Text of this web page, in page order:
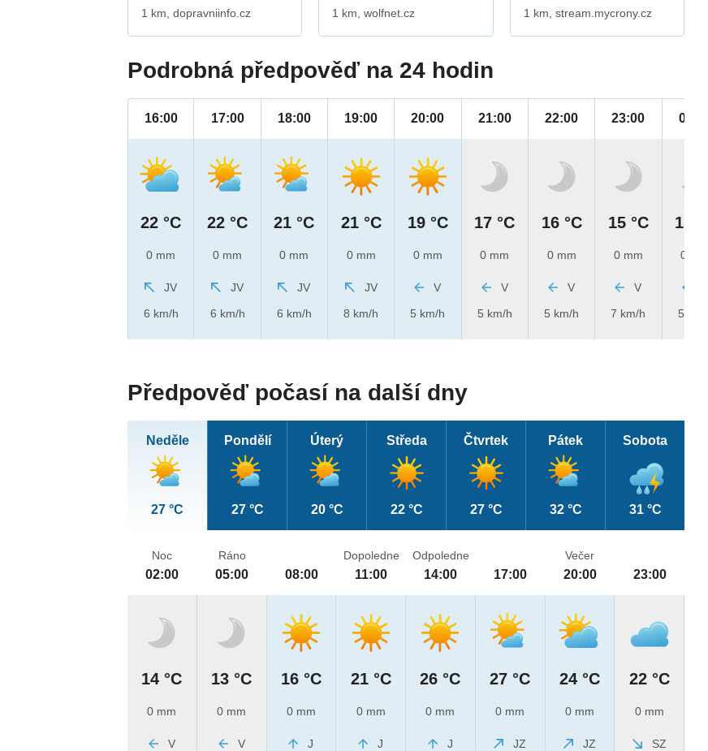
1 km, dopravniinfo.cz
1 km, wolfnet.cz
1 km, stream.mycrony.cz
Podrobná předpověď na 24 hodin
16:00
22 °C
0 mm
JV
6 km/h
17:00
22 °C
0 mm
JV
6 km/h
18:00
21 °C
0 mm
JV
6 km/h
19:00
21 °C
0 mm
JV
8 km/h
20:00
19 °C
0 mm
V
5 km/h
21:00
17 °C
0 mm
V
5 km/h
22:00
16 °C
0 mm
V
5 km/h
23:00
15 °C
0 mm
V
7 km/h
00:00
15 °C
0 mm
5 km/h
Předpověď počasí na další dny
Neděle
27 °C
Pondělí
27 °C
Úterý
20 °C
Středa
22 °C
Čtvrtek
27 °C
Pátek
32 °C
Sobota
31 °C
Noc
02:00
14 °C
0 mm
V
Ráno
05:00
13 °C
0 mm
V
08:00
16 °C
0 mm
J
Dopoledne
11:00
21 °C
0 mm
J
Odpoledne
14:00
26 °C
0 mm
J
17:00
27 °C
0 mm
JZ
Večer
20:00
24 °C
0 mm
JZ
23:00
22 °C
0 mm
SZ